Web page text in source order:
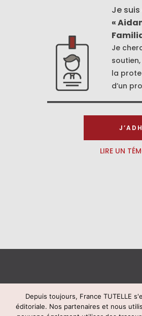
Je
«
Je
la
d’un
LIRE UN
Depuis toujours, France TUTELLE
éditoriale. Nos partenaires et nous